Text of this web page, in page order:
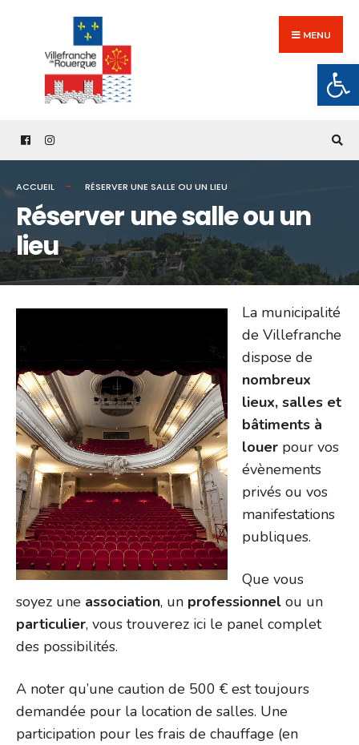
content
MENU
ACCUEIL RÉSERVER UNE SALLE OU UN LIEU
Réserver une salle ou un
lieu
La municipalité
de Villefranche
dispose de
nombreux
lieux, salles et
bâtiments à
louer pour vos
évènements
privés ou vos
manifestations
publiques.
Que vous
soyez une association, un professionnel ou un
particulier, vous trouverez ici le panel complet
des possibilités.
A noter qu’une caution de 500 € est toujours
demandée pour la location de salles. Une
participation pour les frais de chauffage (en